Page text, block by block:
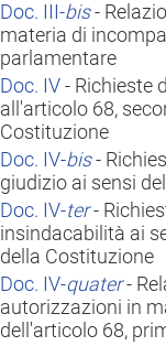
Doc. III-bis -
materia di
parlamentare
Doc. IV - Richieste
all'articolo 68,
Costituzione
Doc. IV-bis -
giudizio ai sensi
Doc. IV-ter -
insindacabilità ai
della Costituzione
Doc. IV-quater -
autorizzazioni in
dell'articolo 68,